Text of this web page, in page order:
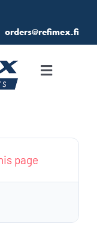
orders@refimex.fi
Toggle
page